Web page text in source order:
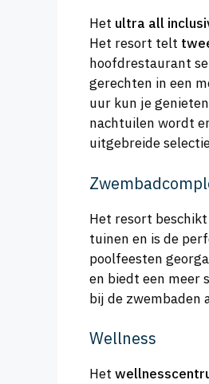
Het ultra all
Het resort telt
hoofdrestaurant
gerechten in een
uur kun je
nachtuilen wordt
uitgebreide
Het resort
tuinen en is de
poolfeesten
en biedt een meer
bij de zwembaden
Wellness
Het